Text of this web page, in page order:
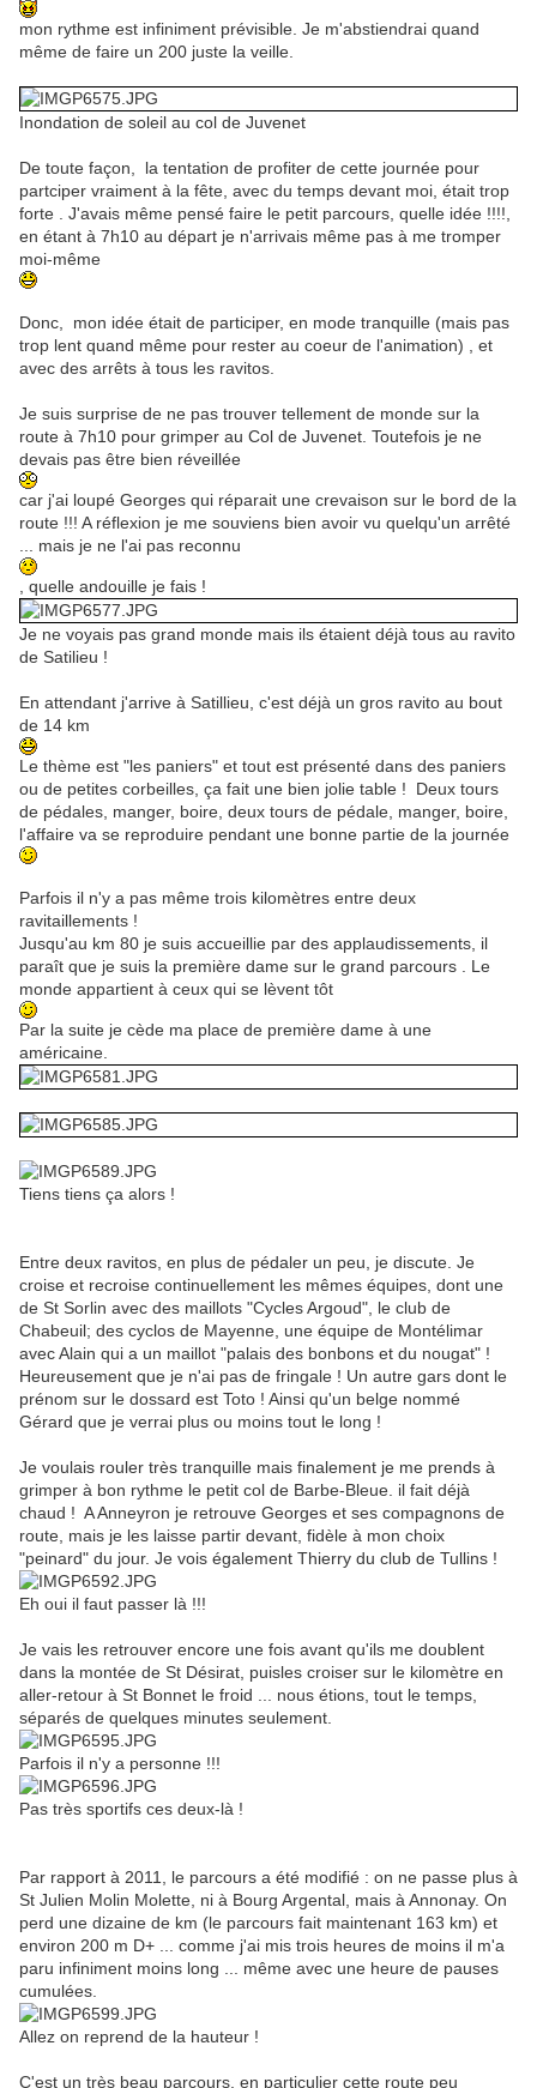
mon rythme est infiniment prévisible. Je m'abstiendrai quand
même de faire un 200 juste la veille.
Inondation de soleil au col de Juvenet
De toute façon, la tentation de profiter de cette journée pour
partciper vraiment à la fête, avec du temps devant moi, était trop
forte . J'avais même pensé faire le petit parcours, quelle idée !!!!,
en étant à 7h10 au départ je n'arrivais même pas à me tromper
moi-même
Donc, mon idée était de participer, en mode tranquille (mais pas
trop lent quand même pour rester au coeur de l'animation) , et
avec des arrêts à tous les ravitos.
Je suis surprise de ne pas trouver tellement de monde sur la
route à 7h10 pour grimper au Col de Juvenet. Toutefois je ne
devais pas être bien réveillée
car j'ai loupé Georges qui réparait une crevaison sur le bord de la
route !!! A réflexion je me souviens bien avoir vu quelqu'un arrêté
... mais je ne l'ai pas reconnu
, quelle andouille je fais !
Je ne voyais pas grand monde mais ils étaient déjà tous au ravito
de Satilieu !
En attendant j'arrive à Satillieu, c'est déjà un gros ravito au bout
de 14 km
Le thème est "les paniers" et tout est présenté dans des paniers
ou de petites corbeilles, ça fait une bien jolie table ! Deux tours
de pédales, manger, boire, deux tours de pédale, manger, boire,
l'affaire va se reproduire pendant une bonne partie de la journée
Parfois il n'y a pas même trois kilomètres entre deux
ravitaillements !
Jusqu'au km 80 je suis accueillie par des applaudissements, il
paraît que je suis la première dame sur le grand parcours . Le
monde appartient à ceux qui se lèvent tôt
Par la suite je cède ma place de première dame à une
américaine.
Tiens tiens ça alors !
Entre deux ravitos, en plus de pédaler un peu, je discute. Je
croise et recroise continuellement les mêmes équipes, dont une
de St Sorlin avec des maillots "Cycles Argoud", le club de
Chabeuil; des cyclos de Mayenne, une équipe de Montélimar
avec Alain qui a un maillot "palais des bonbons et du nougat" !
Heureusement que je n'ai pas de fringale ! Un autre gars dont le
prénom sur le dossard est Toto ! Ainsi qu'un belge nommé
Gérard que je verrai plus ou moins tout le long !
Je voulais rouler très tranquille mais finalement je me prends à
grimper à bon rythme le petit col de Barbe-Bleue. il fait déjà
chaud ! A Anneyron je retrouve Georges et ses compagnons de
route, mais je les laisse partir devant, fidèle à mon choix
"peinard" du jour. Je vois également Thierry du club de Tullins !
Eh oui il faut passer là !!!
Je vais les retrouver encore une fois avant qu'ils me doublent
dans la montée de St Désirat, puisles croiser sur le kilomètre en
aller-retour à St Bonnet le froid ... nous étions, tout le temps,
séparés de quelques minutes seulement.
Parfois il n'y a personne !!!
Pas très sportifs ces deux-là !
Par rapport à 2011, le parcours a été modifié : on ne passe plus à
St Julien Molin Molette, ni à Bourg Argental, mais à Annonay. On
perd une dizaine de km (le parcours fait maintenant 163 km) et
environ 200 m D+ ... comme j'ai mis trois heures de moins il m'a
paru infiniment moins long ... même avec une heure de pauses
cumulées.
Allez on reprend de la hauteur !
C'est un très beau parcours, en particulier cette route peu